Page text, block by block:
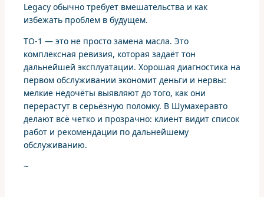
Legacy обычно требует вмешательства и как
избежать проблем в будущем.
ТО-1 — это не просто замена масла. Это
комплексная ревизия, которая задаёт тон
дальнейшей эксплуатации. Хорошая диагностика на
первом обслуживании экономит деньги и нервы:
мелкие недочёты выявляют до того, как они
перерастут в серьёзную поломку. В Шумахеравто
делают всё четко и прозрачно: клиент видит список
работ и рекомендации по дальнейшему
обслуживанию.
~